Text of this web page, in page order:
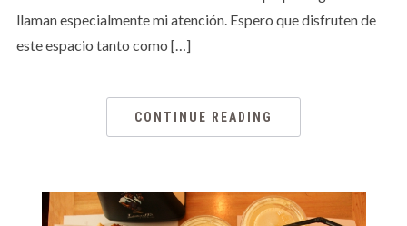
llaman especialmente mi atención. Espero que disfruten de
este espacio tanto como […]
CONTINUE READING